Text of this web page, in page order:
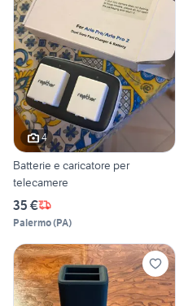
4
Batterie e caricatore per
telecamere
35 €
Palermo(PA)